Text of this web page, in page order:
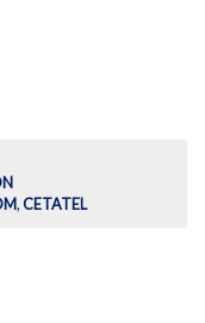
, CETATEL